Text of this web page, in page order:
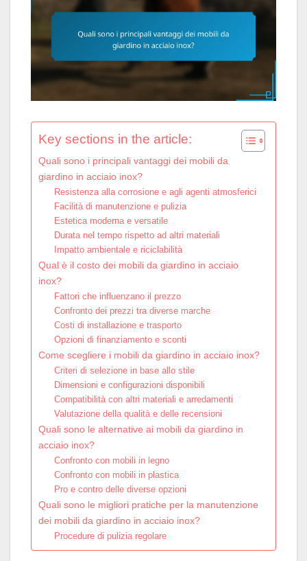
Key sections in the article:
Quali sono i principali vantaggi dei mobili da
giardino in acciaio inox?
Resistenza alla corrosione e agli agenti atmosferici
Facilità di manutenzione e pulizia
Estetica moderna e versatile
Durata nel tempo rispetto ad altri materiali
Impatto ambientale e riciclabilità
Qual è il costo dei mobili da giardino in acciaio
inox?
Fattori che influenzano il prezzo
Confronto dei prezzi tra diverse marche
Costi di installazione e trasporto
Opzioni di finanziamento e sconti
Come scegliere i mobili da giardino in acciaio inox?
Criteri di selezione in base allo stile
Dimensioni e configurazioni disponibili
Compatibilità con altri materiali e arredamenti
Valutazione della qualità e delle recensioni
Quali sono le alternative ai mobili da giardino in
acciaio inox?
Confronto con mobili in legno
Confronto con mobili in plastica
Pro e contro delle diverse opzioni
Quali sono le migliori pratiche per la manutenzione
dei mobili da giardino in acciaio inox?
Procedure di pulizia regolare